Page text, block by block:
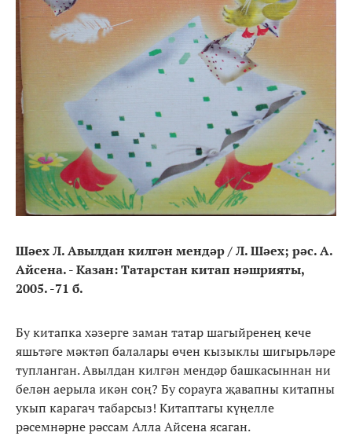
Шәех Л. Авылдан килгән мендәр / Л. Шәех; рәс. А.
Айсена. - Казан: Татарстан китап нәшрияты,
2005. -71 б.
Бу китапка хәзерге заман татар шагыйренең кече
яшьтәге мәктәп балалары өчен кызыклы шигырьләре
тупланган. Авылдан килгән мендәр башкасыннан ни
белән аерыла икән соң? Бу сорауга җавапны китапны
укып карагач табарсыз! Китаптагы күңелле
рәсемнәрне рәссам Алла Айсена ясаган.